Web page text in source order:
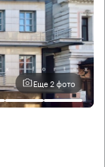
Еще 2 фото